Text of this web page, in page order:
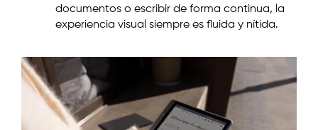
documentos o escribir de forma continua, la
experiencia visual siempre es fluida y nítida.